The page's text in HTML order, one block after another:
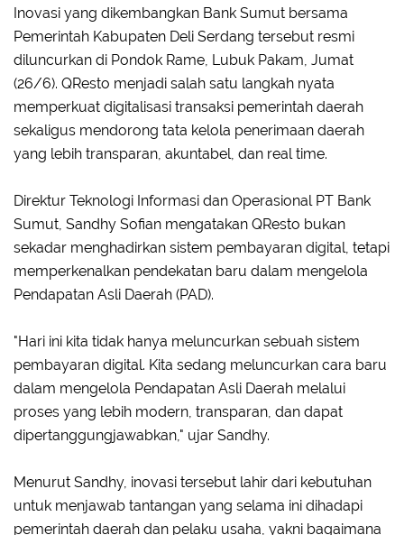
Inovasi yang dikembangkan Bank Sumut bersama
Pemerintah Kabupaten Deli Serdang tersebut resmi
diluncurkan di Pondok Rame, Lubuk Pakam, Jumat
(26/6). QResto menjadi salah satu langkah nyata
memperkuat digitalisasi transaksi pemerintah daerah
sekaligus mendorong tata kelola penerimaan daerah
yang lebih transparan, akuntabel, dan real time.
Direktur Teknologi Informasi dan Operasional PT Bank
Sumut, Sandhy Sofian mengatakan QResto bukan
sekadar menghadirkan sistem pembayaran digital, tetapi
memperkenalkan pendekatan baru dalam mengelola
Pendapatan Asli Daerah (PAD).
"Hari ini kita tidak hanya meluncurkan sebuah sistem
pembayaran digital. Kita sedang meluncurkan cara baru
dalam mengelola Pendapatan Asli Daerah melalui
proses yang lebih modern, transparan, dan dapat
dipertanggungjawabkan," ujar Sandhy.
Menurut Sandhy, inovasi tersebut lahir dari kebutuhan
untuk menjawab tantangan yang selama ini dihadapi
pemerintah daerah dan pelaku usaha, yakni bagaimana